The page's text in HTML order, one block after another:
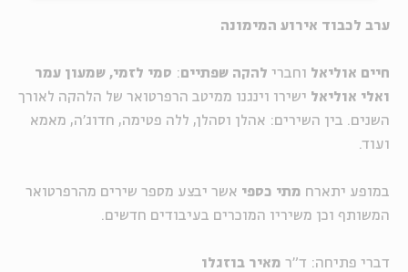
ערב לכבוד אירוע המימונה
חיים אוליאל וחברי להקה שפתיים: סמי לזמי, שמעון עמר
ואלי אוליאל ישירו וינגנו ממיטב הרפרטואר של הלהקה לאורך
השנים. בין השירים: אהלן וסהלן, ללה פטימה, חדוג'ה, מאמא
ועוד.
במופע יתארח מתי כספי אשר יבצע מספר שירים מהרפרטואר
המשותף וכן משיריו המוכרים בעיבודים חדשים.
דברי פתיחה: ד"ר מאיר בוזגלו